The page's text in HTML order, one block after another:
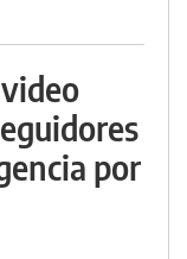
por